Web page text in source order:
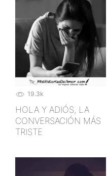
19.3k
HOLA Y ADIÓS, LA
CONVERSACIÓN MÁS
TRISTE